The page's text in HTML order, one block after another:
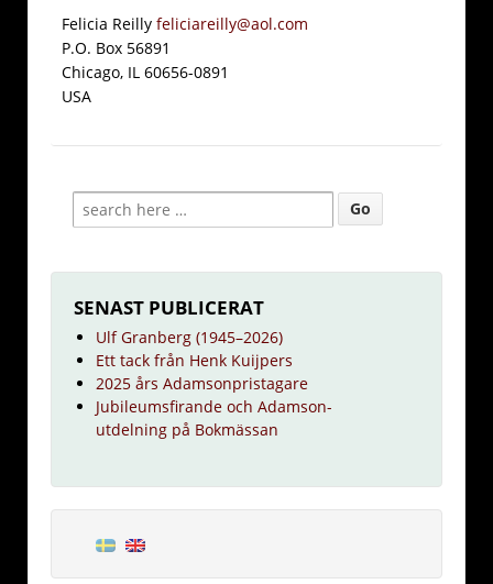
Felicia Reilly feliciareilly@aol.com
P.O. Box 56891
Chicago, IL 60656-0891
USA
SENAST PUBLICERAT
Ulf Granberg (1945–2026)
Ett tack från Henk Kuijpers
2025 års Adamsonpristagare
Jubileumsfirande och Adamson-
utdelning på Bokmässan